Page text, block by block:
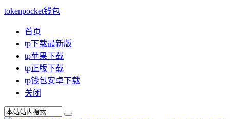
tokenpocket钱包
首页
tp下载最新版
tp苹果下载
tp正版下载
tp钱包安卓下载
关闭